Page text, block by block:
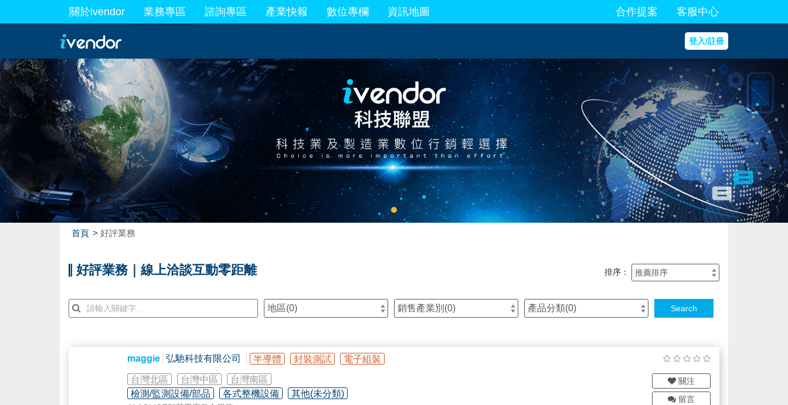
關於ivendor 業務專區
最新業務 諮詢專區 產業快報 數位專欄 資訊地圖 合作提案 客服中心
登入/註冊
首頁 好評業務
好評業務｜線上洽談互動零距離 排序：
地區(0) 銷售產業別(0) 產品分類(0) Search
maggie 弘馳科技有限公司 半導體 封裝測試 電子組裝
台灣北區 台灣中區
台灣南區
檢測/監測設備/部品
各式整機設備 其他(未分類)
關注
留言